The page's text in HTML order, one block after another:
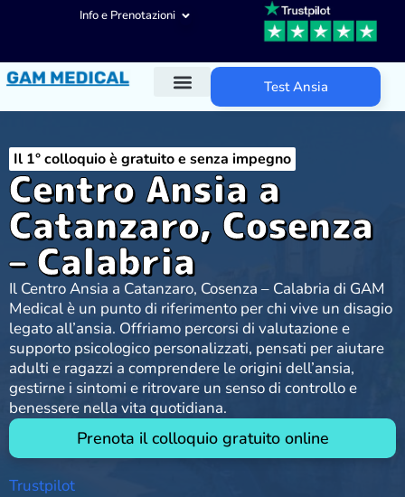
Info e Prenotazioni
Test Ansia
Il 1° colloquio è gratuito e senza impegno
Centro Ansia a
Catanzaro, Cosenza
– Calabria
Il Centro Ansia a Catanzaro, Cosenza – Calabria di GAM
Medical è un punto di riferimento per chi vive un disagio
legato all’ansia. Offriamo percorsi di valutazione e
supporto psicologico personalizzati, pensati per aiutare
adulti e ragazzi a comprendere le origini dell’ansia,
gestirne i sintomi e ritrovare un senso di controllo e
benessere nella vita quotidiana.
Prenota il colloquio gratuito online
Trustpilot